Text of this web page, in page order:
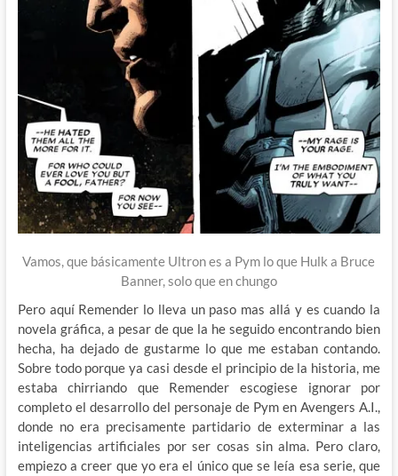
Vamos, que básicamente Ultron es a Pym lo que Hulk a Bruce
Banner, solo que en chungo
Pero aquí Remender lo lleva un paso mas allá y es cuando la
novela gráfica, a pesar de que la he seguido encontrando bien
hecha, ha dejado de gustarme lo que me estaban contando.
Sobre todo porque ya casi desde el principio de la historia, me
estaba chirriando que Remender escogiese ignorar por
completo el desarrollo del personaje de Pym en Avengers A.I.,
donde no era precisamente partidario de exterminar a las
inteligencias artificiales por ser cosas sin alma. Pero claro,
empiezo a creer que yo era el único que se leía esa serie, que